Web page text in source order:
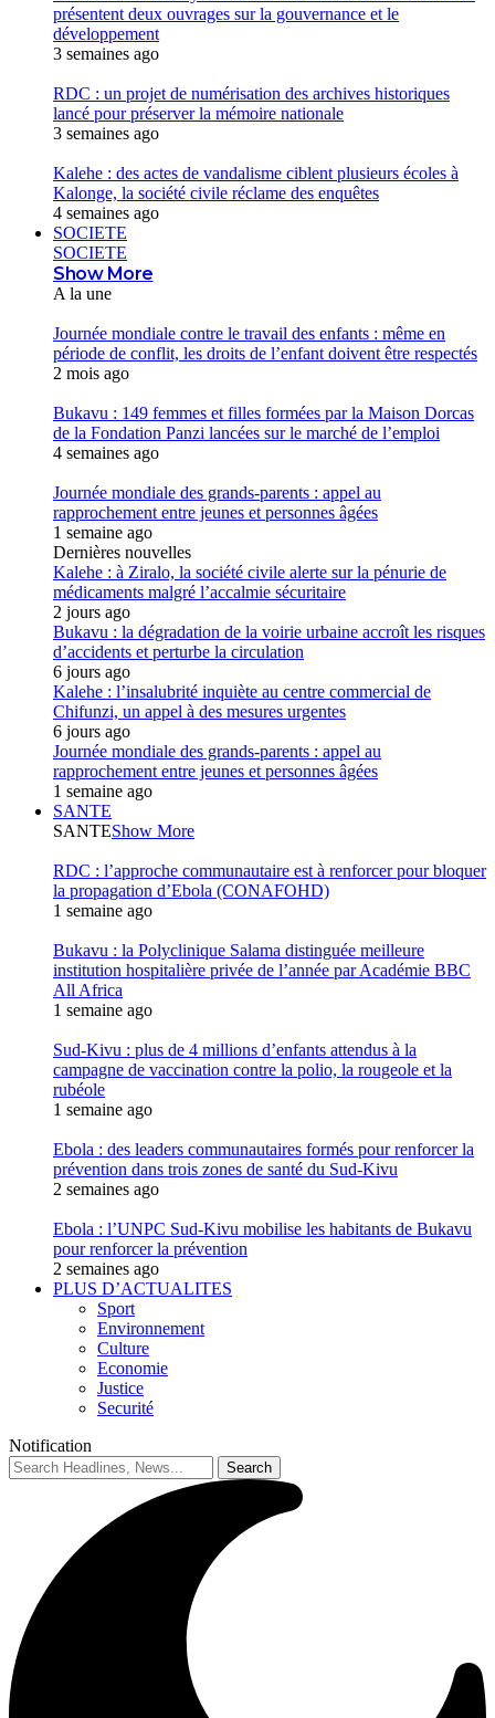
présentent deux ouvrages sur la gouvernance et le
développement
3 semaines ago
RDC : un projet de numérisation des archives historiques
lancé pour préserver la mémoire nationale
3 semaines ago
Kalehe : des actes de vandalisme ciblent plusieurs écoles à
Kalonge, la société civile réclame des enquêtes
4 semaines ago
SOCIETE
SOCIETE
Show More
A la une
Journée mondiale contre le travail des enfants : même en
période de conflit, les droits de l’enfant doivent être respectés
2 mois ago
Bukavu : 149 femmes et filles formées par la Maison Dorcas
de la Fondation Panzi lancées sur le marché de l’emploi
4 semaines ago
Journée mondiale des grands-parents : appel au
rapprochement entre jeunes et personnes âgées
1 semaine ago
Dernières nouvelles
Kalehe : à Ziralo, la société civile alerte sur la pénurie de
médicaments malgré l’accalmie sécuritaire
2 jours ago
Bukavu : la dégradation de la voirie urbaine accroît les risques
d’accidents et perturbe la circulation
6 jours ago
Kalehe : l’insalubrité inquiète au centre commercial de
Chifunzi, un appel à des mesures urgentes
6 jours ago
Journée mondiale des grands-parents : appel au
rapprochement entre jeunes et personnes âgées
1 semaine ago
SANTE
SANTEShow More
RDC : l’approche communautaire est à renforcer pour bloquer
la propagation d’Ebola (CONAFOHD)
1 semaine ago
Bukavu : la Polyclinique Salama distinguée meilleure
institution hospitalière privée de l’année par Académie BBC
All Africa
1 semaine ago
Sud-Kivu : plus de 4 millions d’enfants attendus à la
campagne de vaccination contre la polio, la rougeole et la
rubéole
1 semaine ago
Ebola : des leaders communautaires formés pour renforcer la
prévention dans trois zones de santé du Sud-Kivu
2 semaines ago
Ebola : l’UNPC Sud-Kivu mobilise les habitants de Bukavu
pour renforcer la prévention
2 semaines ago
PLUS D’ACTUALITES
Sport
Environnement
Culture
Economie
Justice
Securité
Notification